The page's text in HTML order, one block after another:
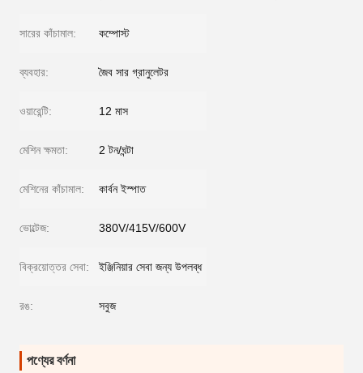
সারের কাঁচামাল: কম্পোস্ট
ব্যবহার: জৈব সার গ্রানুলেটর
ওয়ারেন্টি: 12 মাস
মেশিন ক্ষমতা: 2 টন/ঘন্টা
মেশিনের কাঁচামাল: কার্বন ইস্পাত
ভোল্টেজ: 380V/415V/600V
বিক্রয়োত্তর সেবা: ইঞ্জিনিয়ার সেবা জন্য উপলব্ধ
রঙ: সবুজ
পণ্যের বর্ণনা